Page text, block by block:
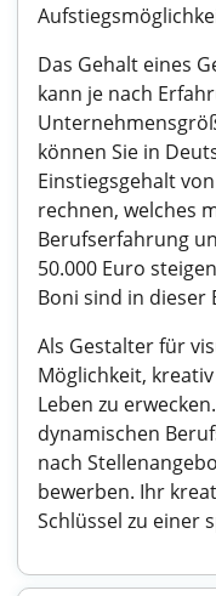
Das Gehalt eines
kann je nach
können Sie in
Einstiegsgehalt
rechnen, welches
Berufserfahrung
50.000 Euro
Boni sind in dieser
Als Gestalter für
Möglichkeit,
Leben zu
dynamischen
nach
bewerben. Ihr
Schlüssel zu einer